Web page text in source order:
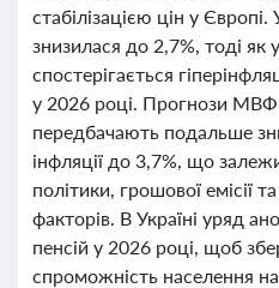
стабілізацією цін у
знизилася до 2,7%, тоді як
спостерігається
у 2026 році. Прогнози МВФ
передбачають подальше
інфляції до 3,7%, що
політики, грошової емісії
факторів. В Україні уряд
пенсій у 2026 році, щоб
спроможність населення на